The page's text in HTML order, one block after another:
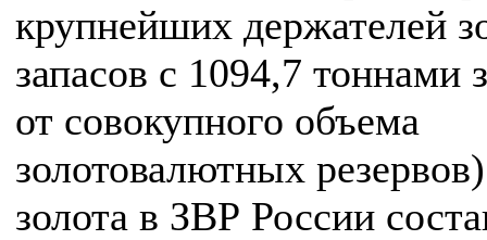
крупнейших держателей
запасов с 1094,7 тоннами
от совокупного объема
золотовалютных
золота в ЗВР России